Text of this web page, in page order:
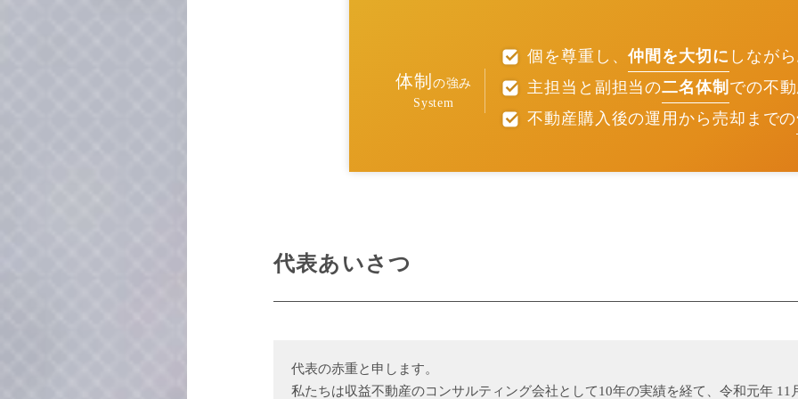
体制 の強み
System
個を尊重し、仲間を大切に しなが
主担当と副担当の二名体制 での不
不動産購入後の運用から売却までの
代表あいさつ
代表の赤重と申します。
私たちは収益不動産のコンサルティング会社として10年の実績を経て、令和元年